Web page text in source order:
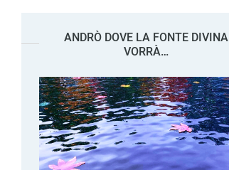
ANDRÒ DOVE LA FONTE DIVINA
VORRÀ…